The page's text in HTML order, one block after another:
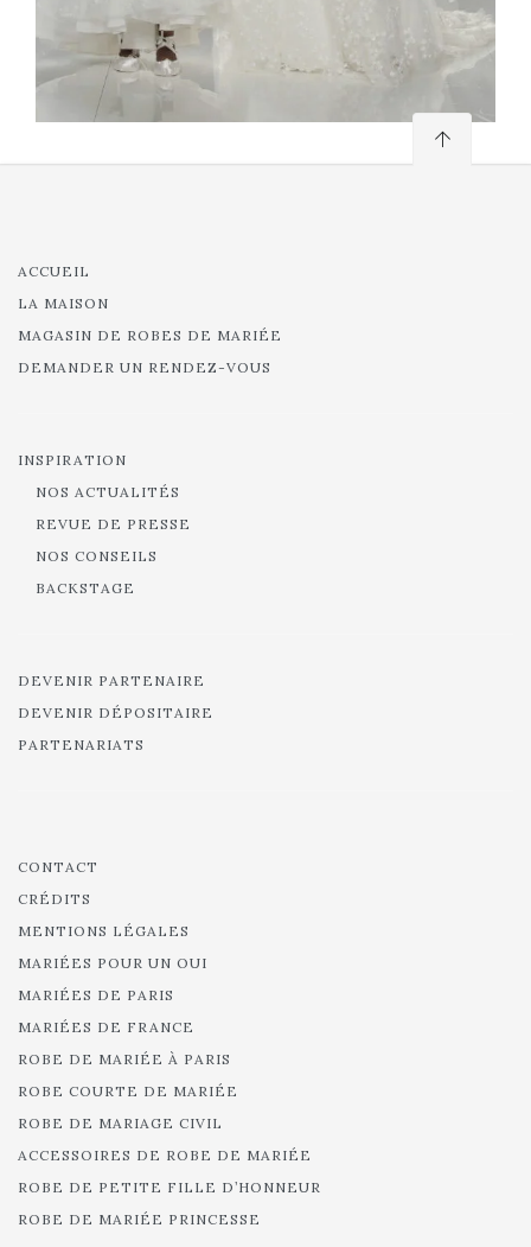
ACCUEIL
LA MAISON
MAGASIN DE ROBES DE MARIÉE
DEMANDER UN RENDEZ-VOUS
INSPIRATION
NOS ACTUALITÉS
REVUE DE PRESSE
NOS CONSEILS
BACKSTAGE
DEVENIR PARTENAIRE
DEVENIR DÉPOSITAIRE
PARTENARIATS
CONTACT
CRÉDITS
MENTIONS LÉGALES
MARIÉES POUR UN OUI
MARIÉES DE PARIS
MARIÉES DE FRANCE
ROBE DE MARIÉE À PARIS
ROBE COURTE DE MARIÉE
ROBE DE MARIAGE CIVIL
ACCESSOIRES DE ROBE DE MARIÉE
ROBE DE PETITE FILLE D’HONNEUR
ROBE DE MARIÉE PRINCESSE